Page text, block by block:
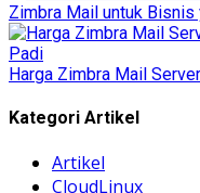
Zimbra Mail untuk Bisnis
Harga Zimbra Mail
Kategori Artikel
Artikel
CloudLinux